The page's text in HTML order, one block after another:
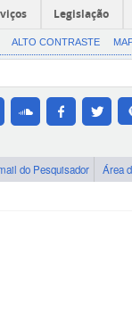
Legislação
ALTO CONTRASTE
do Pesquisador Área